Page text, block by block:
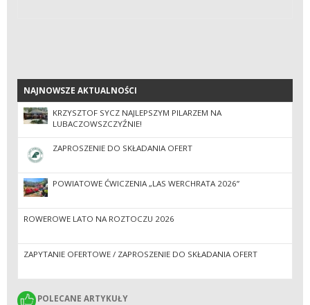
NAJNOWSZE AKTUALNOŚCI
NAJNOWSZE AKTUALNOŚCI
KRZYSZTOF SYCZ NAJLEPSZYM PILARZEM NA
LUBACZOWSZCZYŹNIE!
ZAPROSZENIE DO SKŁADANIA OFERT
POWIATOWE ĆWICZENIA „LAS WERCHRATA 2026”
ROWEROWE LATO NA ROZTOCZU 2026
ZAPYTANIE OFERTOWE / ZAPROSZENIE DO SKŁADANIA OFERT
POLECANE ARTYKUŁY
POLECANE ARTYKUŁY